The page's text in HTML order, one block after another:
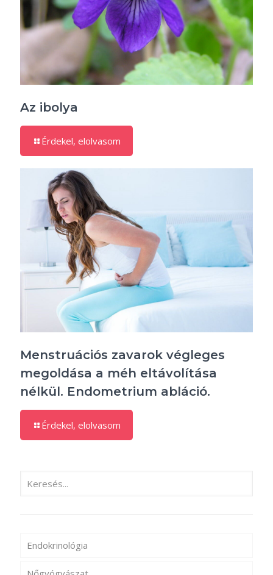
Az ibolya
Érdekel, elolvasom
Menstruációs zavarok végleges
megoldása a méh eltávolítása
nélkül. Endometrium abláció.
Érdekel, elolvasom
Endokrinológia